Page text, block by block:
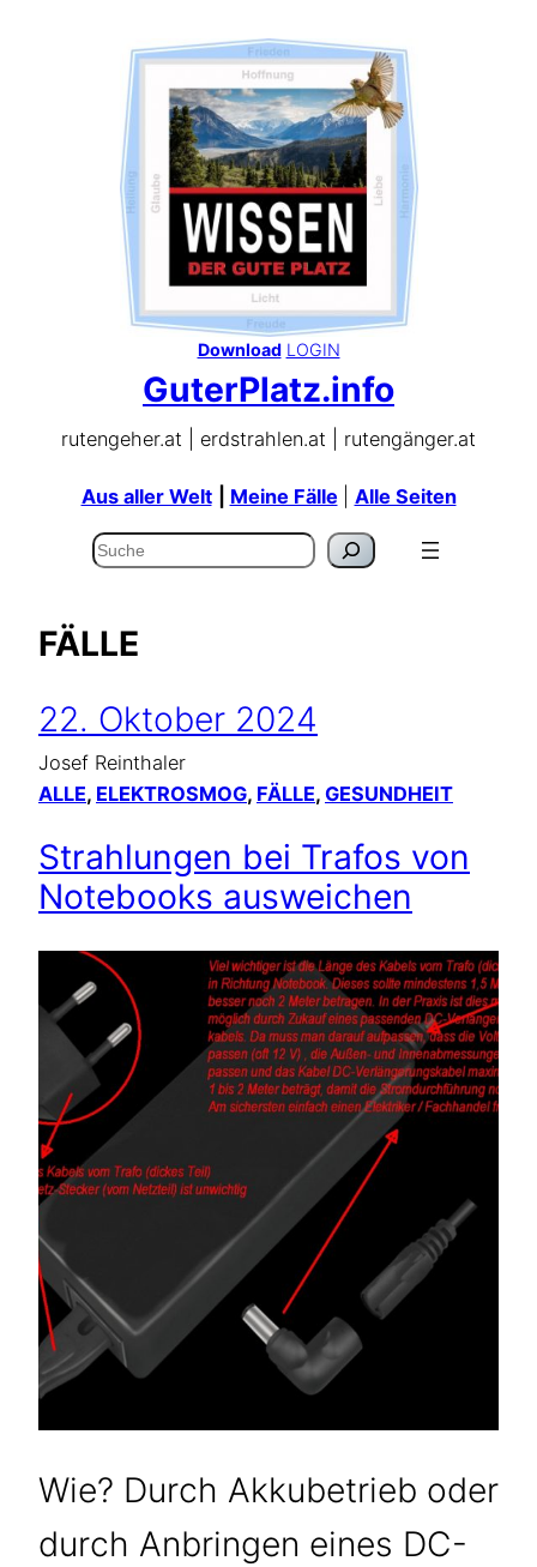
Download LOGIN
GuterPlatz.info
rutengeher.at | erdstrahlen.at | rutengänger.at
Aus aller Welt Meine Fälle Alle Seiten
Suchen
FÄLLE
22. Oktober 2024
Josef Reinthaler
ALLE, ELEKTROSMOG, FÄLLE, GESUNDHEIT
Strahlungen bei Trafos von
Notebooks ausweichen
Wie? Durch Akkubetrieb oder
durch Anbringen eines DC-